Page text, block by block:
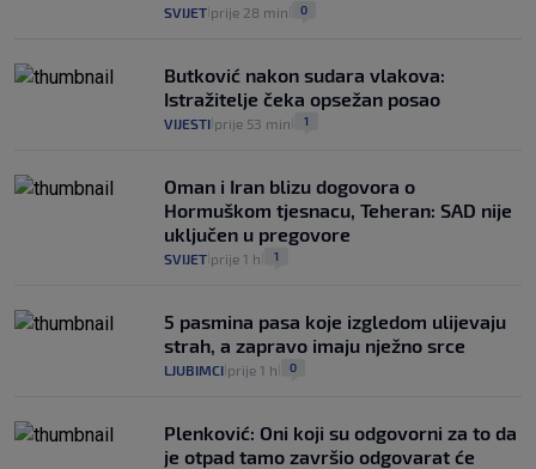
SVIJET prije 28 min 0
Butković nakon sudara vlakova:
Istražitelje čeka opsežan posao
VIJESTI prije 53 min 1
Oman i Iran blizu dogovora o
Hormuškom tjesnacu, Teheran: SAD nije
uključen u pregovore
SVIJET prije 1 h 1
5 pasmina pasa koje izgledom ulijevaju
strah, a zapravo imaju nježno srce
LJUBIMCI prije 1 h 0
Plenković: Oni koji su odgovorni za to da
je otpad tamo završio odgovarat će